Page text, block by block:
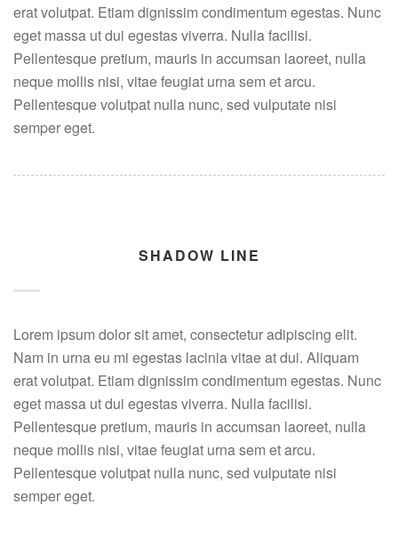
erat volutpat. Etiam dignissim condimentum egestas. Nunc
eget massa ut dui egestas viverra. Nulla facilisi.
Pellentesque pretium, mauris in accumsan laoreet, nulla
neque mollis nisi, vitae feugiat urna sem et arcu.
Pellentesque volutpat nulla nunc, sed vulputate nisi
semper eget.
SHADOW LINE
Lorem ipsum dolor sit amet, consectetur adipiscing elit.
Nam in urna eu mi egestas lacinia vitae at dui. Aliquam
erat volutpat. Etiam dignissim condimentum egestas. Nunc
eget massa ut dui egestas viverra. Nulla facilisi.
Pellentesque pretium, mauris in accumsan laoreet, nulla
neque mollis nisi, vitae feugiat urna sem et arcu.
Pellentesque volutpat nulla nunc, sed vulputate nisi
semper eget.